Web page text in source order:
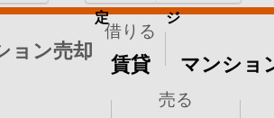
ョン売却
借りる
賃貸 マンショ
売る
定 ジ